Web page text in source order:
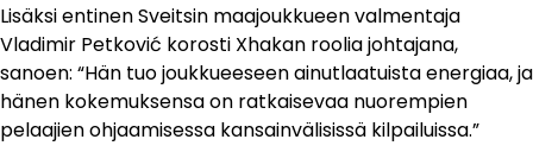
Lisäksi entinen Sveitsin maajoukkueen valmentaja
Vladimir Petković korosti Xhakan roolia johtajana,
sanoen: “Hän tuo joukkueeseen ainutlaatuista energiaa, ja
hänen kokemuksensa on ratkaisevaa nuorempien
pelaajien ohjaamisessa kansainvälisissä kilpailuissa.”